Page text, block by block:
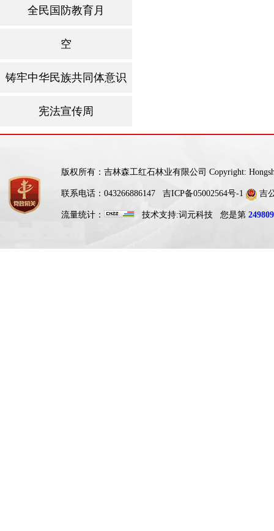
全民国防教育月
空
铸牢中华民族共同体意识
宪法宣传周
版权所有：吉林森工红石林业有限公司 Copyright:
联系电话：043266886147 吉ICP备05002564号-1 吉
流量统计： 技术支持:词元科技 您是第